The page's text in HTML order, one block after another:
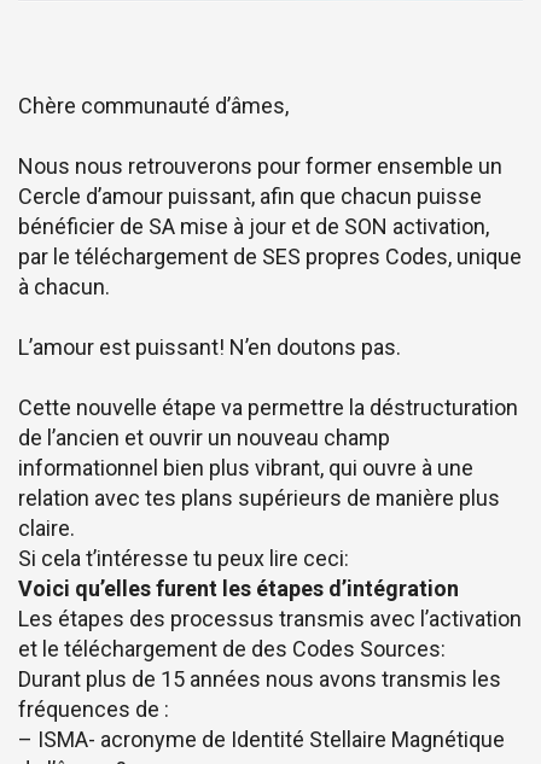
Chère communauté d’âmes,
Nous nous retrouverons pour former ensemble un
Cercle d’amour puissant, afin que chacun puisse
bénéficier de SA mise à jour et de SON activation,
par le téléchargement de SES propres Codes, unique
à chacun.
L’amour est puissant! N’en doutons pas.
Cette nouvelle étape va permettre la déstructuration
de l’ancien et ouvrir un nouveau champ
informationnel bien plus vibrant, qui ouvre à une
relation avec tes plans supérieurs de manière plus
claire.
Si cela t’intéresse tu peux lire ceci:
Voici qu’elles furent les étapes d’intégration
Les étapes des processus transmis avec l’activation
et le téléchargement de des Codes Sources:
Durant plus de 15 années nous avons transmis les
fréquences de :
– ISMA- acronyme de Identité Stellaire Magnétique